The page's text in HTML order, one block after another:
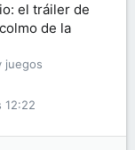
el tráiler de
de la
juegos
12:22